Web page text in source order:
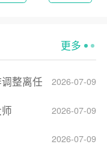
更多
2026-07-09
整离任
2026-07-09
2026-07-09